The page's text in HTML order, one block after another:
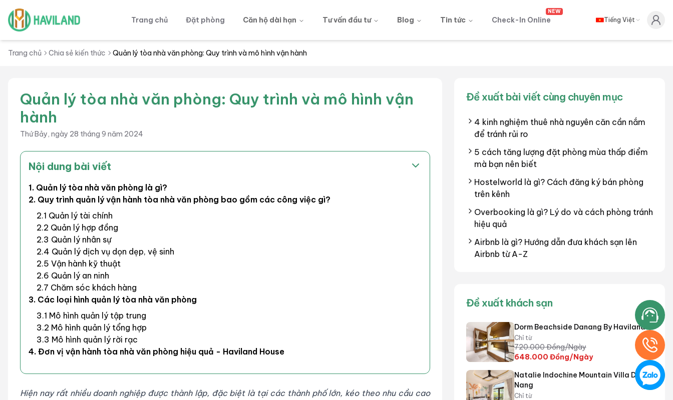
Haviland
Trang chủ Đặt phòng Căn hộ dài hạn Tư vấn đầu tư Blog Tin tức Check-In Online
NEW
Tiếng Việt
Trang chủ Chia sẻ kiến thức Quản lý tòa nhà văn phòng: Quy trình và mô hình vận hành
Quản lý tòa nhà văn phòng: Quy trình và mô hình vận
hành
Thứ Bảy, ngày 28 tháng 9 năm 2024
Nội dung bài viết
1. Quản lý tòa nhà văn phòng là gì?
2. Quy trình quản lý vận hành tòa nhà văn phòng bao gồm các công việc gì?
2.1 Quản lý tài chính
2.2 Quản lý hợp đồng
2.3 Quản lý nhân sự
2.4 Quản lý dịch vụ dọn dẹp, vệ sinh
2.5 Vận hành kỹ thuật
2.6 Quản lý an ninh
2.7 Chăm sóc khách hàng
3. Các loại hình quản lý tòa nhà văn phòng
3.1 Mô hình quản lý tập trung
3.2 Mô hình quản lý tổng hợp
3.3 Mô hình quản lý rời rạc
4. Đơn vị vận hành tòa nhà văn phòng hiệu quả - Haviland House
Hiện nay rất nhiều doanh nghiệp được thành lập, đặc biệt là tại các thành phố lớn, kéo theo nhu cầu cao
Đề xuất bài viết cùng chuyên mục
4 kinh nghiệm thuê nhà nguyên căn cần nắm
để tránh rủi ro
5 cách tăng lượng đặt phòng mùa thấp điểm
mà bạn nên biết
Hostelworld là gì? Cách đăng ký bán phòng
trên kênh
Overbooking là gì? Lý do và cách phòng tránh
hiệu quả
Airbnb là gì? Hướng dẫn đưa khách sạn lên
Airbnb từ A-Z
Đề xuất khách sạn
Dorm Beachside Danang By Haviland
Chỉ từ
720.000Đồng/Ngày
648.000 Đồng/Ngày
Natalie Indochine Mountain Villa Da
Nang
Chỉ từ